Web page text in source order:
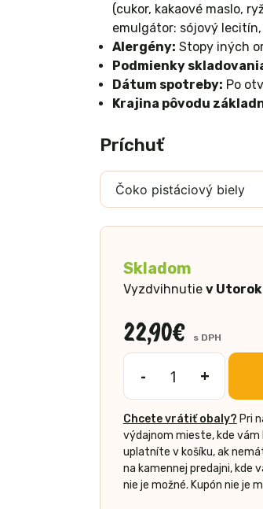
(cukor, kakaové maslo,
emulgátor: sójový
Alergény: Stopy iných
Podmienky
Dátum spotreby: Po
Krajina pôvodu
Príchuť
Skladom
Vyzdvihnutie v
22,90€ s DPH
-
množstvo
Čoko
pistáciový
biely
krém
350g
+
Chcete vrátiť obaly? Pri
výdajnom mieste, kde vám
uplatníte v košíku, ak
na kamennej predajni, kde
nie je možné. Kupón nie je